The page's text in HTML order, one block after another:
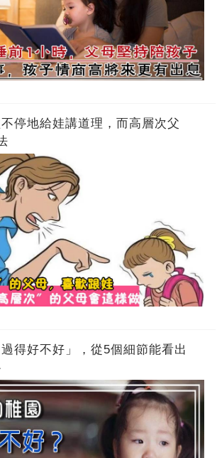
停地給娃講道理，而高層次父
得好不好」，從5個細節能看出